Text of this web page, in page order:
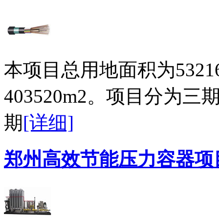
本项目总用地面积为
403520m2。项目分为三
期[详细]
郑州高效节能压力容器